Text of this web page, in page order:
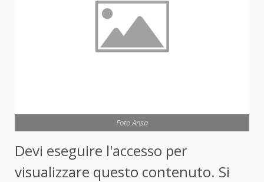
Foto Ansa
Devi eseguire l'accesso per
visualizzare questo contenuto. Si